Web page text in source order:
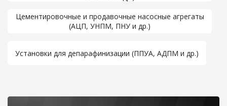
Цементировочные и продавочные насосные агрегаты
(АЦП, УНПМ, ПНУ и др.)
Установки для депарафинизации (ППУА, АДПМ и др.)